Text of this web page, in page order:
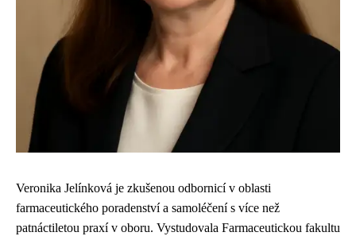
Veronika Jelínková je zkušenou odbornicí v oblasti
farmaceutického poradenství a samoléčení s více než
patnáctiletou praxí v oboru. Vystudovala Farmaceutickou fakultu